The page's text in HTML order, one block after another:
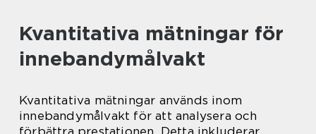
Kvantitativa mätningar för
innebandymålvakt
Kvantitativa mätningar används inom
innebandymålvakt för att analysera och